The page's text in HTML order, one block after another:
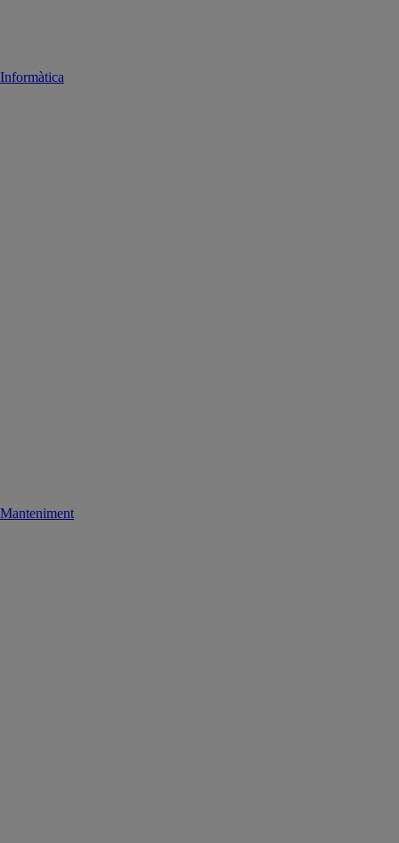
Informàtica
Manteniment